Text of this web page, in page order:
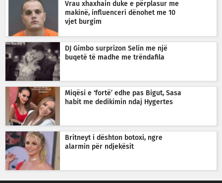
Vrau xhaxhain duke e përplasur me
makinë, influenceri dënohet me 10
vjet burgim
DJ Gimbo surprizon Selin me një
buqetë të madhe me trëndafila
Miqësi e ‘fortë’ edhe pas Bigut, Sasa
habit me dedikimin ndaj Hygertes
Britneyt i dështon botoxi, ngre
alarmin për ndjekësit